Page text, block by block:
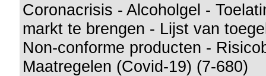
Coronacrisis - Alcoholgel -
markt te brengen - Lijst van
Non-conforme producten -
Maatregelen (Covid-19) (7-680)